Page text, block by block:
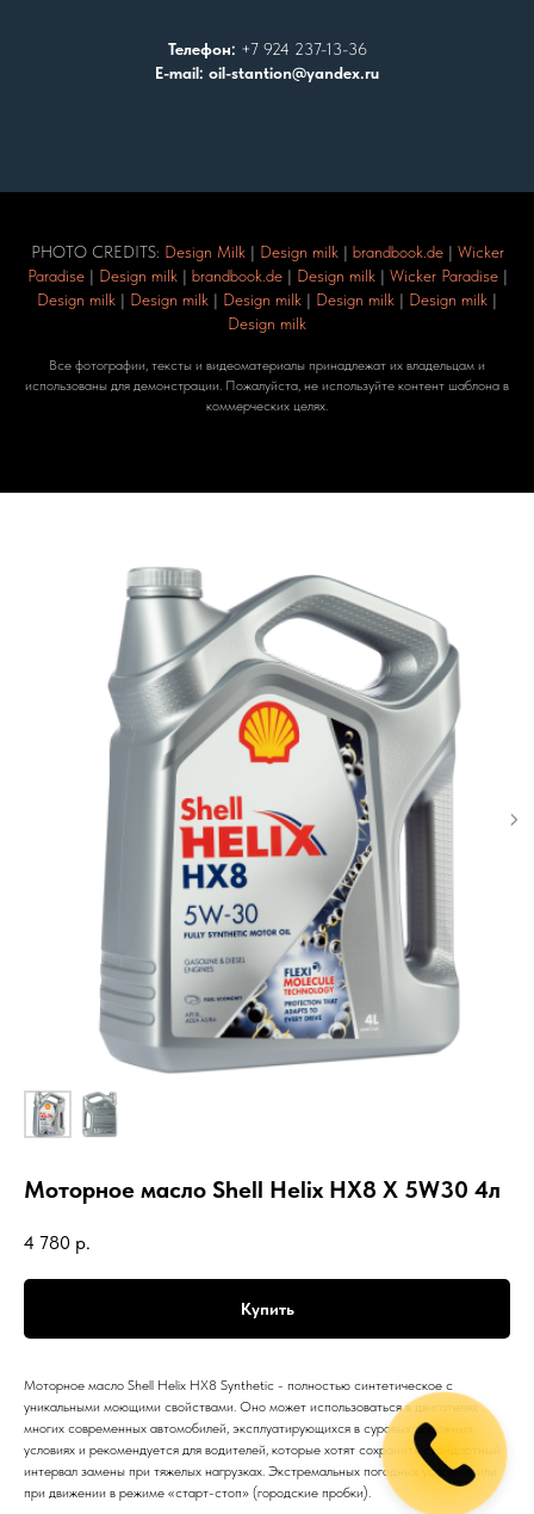
Телефон: +7 924 237-13-36
E-mail: oil-stantion@yandex.ru
PHOTO CREDITS: Design Milk | Design milk | brandbook.de| Wicker
Paradise| Design milk | brandbook.de| Design milk | Wicker Paradise|
Design milk | Design milk | Design milk | Design milk | Design milk |
Design milk
Все фотографии, тексты и видеоматериалы принадлежат их владельцам и
использованы для демонстрации. Пожалуйста, не используйте контент шаблона в
коммерческих целях.
Моторное масло Shell Helix HX8 X 5W30 4л
4 780 р.
Купить
Моторное масло Shell Helix HX8 Synthetic - полностью синтетическое с
уникальными моющими свойствами. Оно может использоваться в двигателях
многих современных автомобилей, эксплуатирующихся в суровых дорожных
условиях и рекомендуется для водителей, которые хотят сохранить стандартный
интервал замены при тяжелых нагрузках. Экстремальных погодных условиях или
при движении в режиме «старт-стоп» (городские пробки).